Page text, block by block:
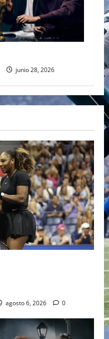
junio 28, 2026
agosto 6, 2026 0